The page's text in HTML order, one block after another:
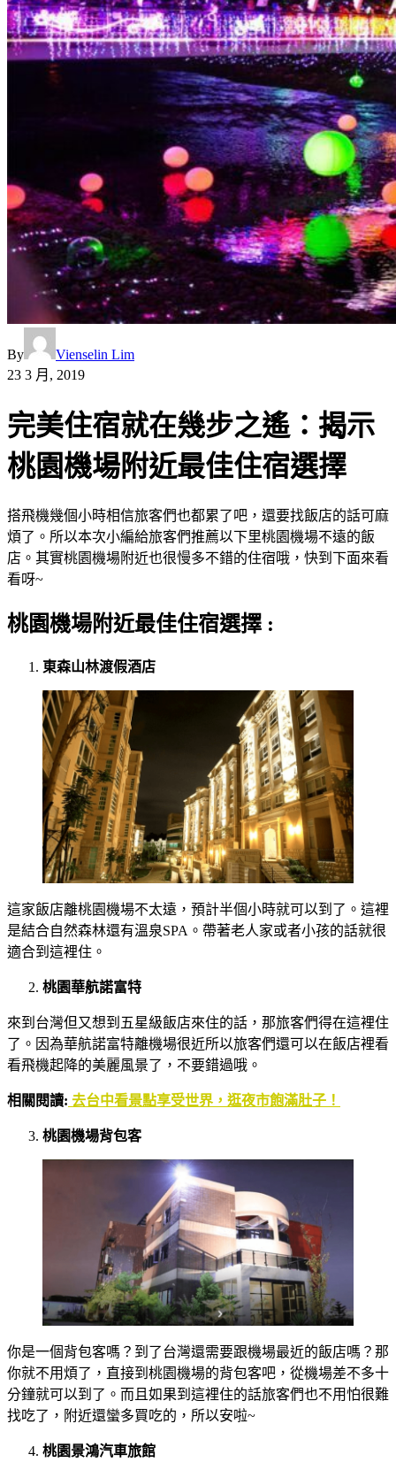
By
Vienselin Lim
23 3 月, 2019
完美住宿就在幾步之遙：揭示
桃園機場附近最佳住宿選擇
搭飛機幾個小時相信旅客們也都累了吧，還要找飯店的話可麻
煩了。所以本次小編給旅客們推薦以下里桃園機場不遠的飯
店。其實桃園機場附近也很慢多不錯的住宿哦，快到下面來看
看呀~
桃園機場附近最佳住宿選擇 :
東森山林渡假酒店
這家飯店離桃園機場不太遠，預計半個小時就可以到了。這裡
是結合自然森林還有溫泉SPA。帶著老人家或者小孩的話就很
適合到這裡住。
桃園華航諾富特
來到台灣但又想到五星級飯店來住的話，那旅客們得在這裡住
了。因為華航諾富特離機場很近所以旅客們還可以在飯店裡看
看飛機起降的美麗風景了，不要錯過哦。
相關閱讀: 去台中看景點享受世界，逛夜市飽滿肚子！
桃園機場背包客
你是一個背包客嗎？到了台灣還需要跟機場最近的飯店嗎？那
你就不用煩了，直接到桃園機場的背包客吧，從機場差不多十
分鐘就可以到了。而且如果到這裡住的話旅客們也不用怕很難
找吃了，附近還蠻多買吃的，所以安啦~
桃園景鴻汽車旅館